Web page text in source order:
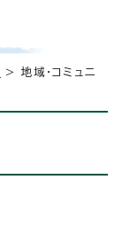
> 地域・コミュニ